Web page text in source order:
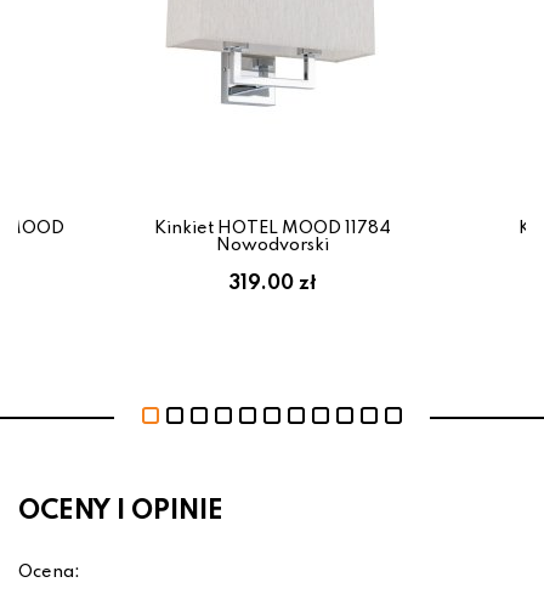
MOOD
Kinkiet HOTEL MOOD 11784
Nowodvorski
319.00 zł
OCENY I OPINIE
Ocena: